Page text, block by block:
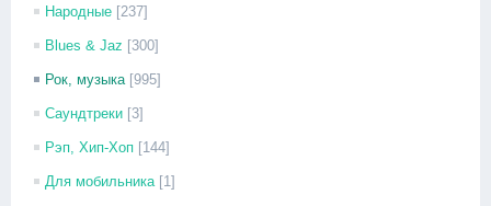
Народные [237]
Blues & Jaz [300]
Рок, музыка [995]
Саундтреки [3]
Рэп, Хип-Хоп [144]
Для мобильника [1]